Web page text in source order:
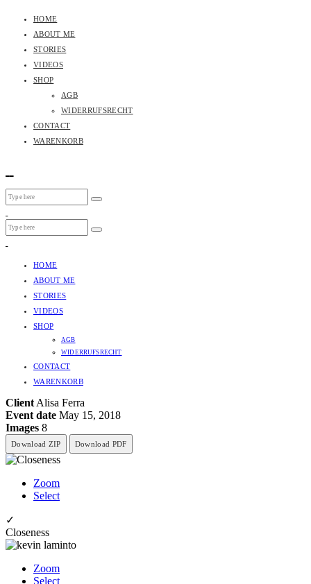
HOME
ABOUT ME
STORIES
VIDEOS
SHOP
AGB
WIDERRUFSRECHT
CONTACT
WARENKORB
HOME
ABOUT ME
STORIES
VIDEOS
SHOP
AGB
WIDERRUFSRECHT
CONTACT
WARENKORB
Client Alisa Ferra
Event date May 15, 2018
Images 8
Download ZIP Download PDF
Zoom
Select
✓
Closeness
Zoom
Select